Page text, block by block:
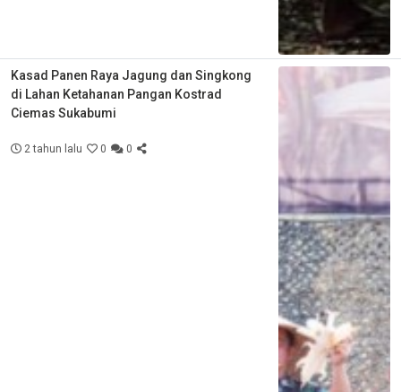
Kasad Panen Raya Jagung dan Singkong
di Lahan Ketahanan Pangan Kostrad
Ciemas Sukabumi
2 tahun lalu 0 0